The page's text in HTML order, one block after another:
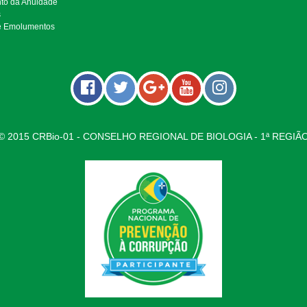
Emolumentos
2015 CRBio-01 - CONSELHO REGIONAL DE BIOLOGIA - 1ª